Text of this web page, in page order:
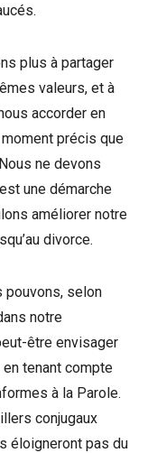
plus à partager
valeurs, et à
accorder en
précis que
ne devons
une démarche
améliorer notre
divorce.
pouvons, selon
notre
être envisager
tenant compte
à la Parole.
conjugaux
éloigneront pas du